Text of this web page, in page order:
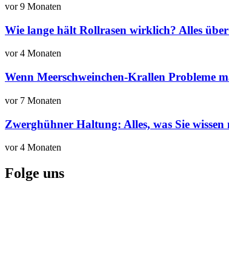
vor 9 Monaten
Wie lange hält Rollrasen wirklich? Alles
vor 4 Monaten
Wenn Meerschweinchen-Krallen Probleme
vor 7 Monaten
Zwerghühner Haltung: Alles, was Sie
vor 4 Monaten
Folge uns